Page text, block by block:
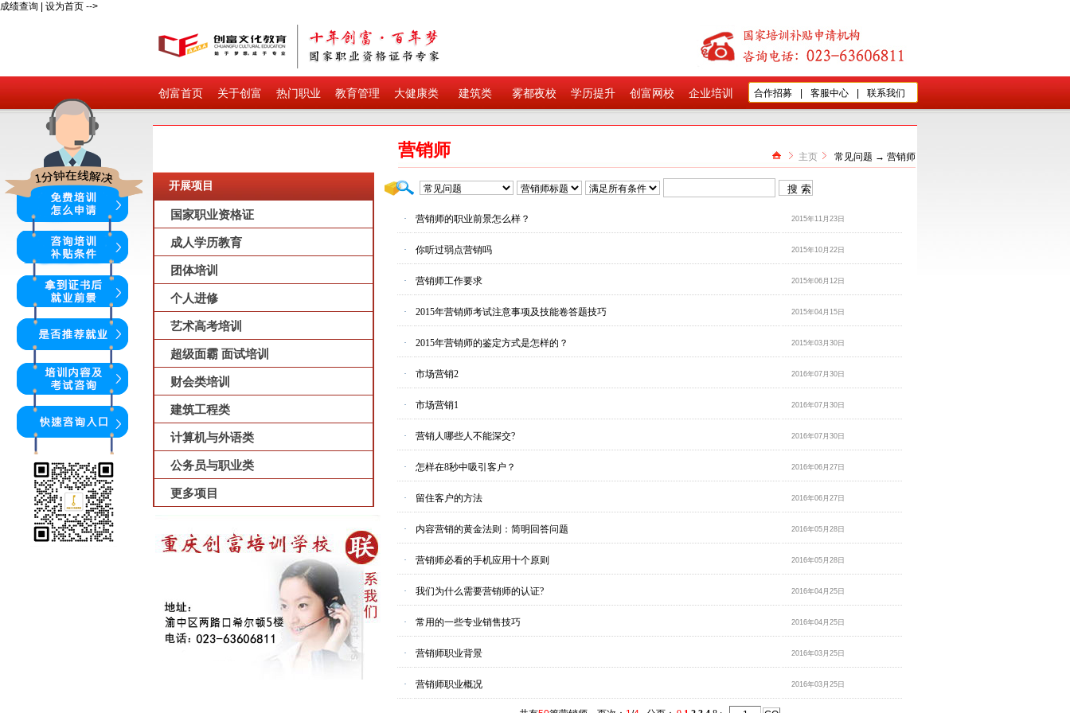
成绩查询 设为首页 -->
创富首页 关于创富 热门职业 教育管理 大健康类 建筑类 雾都夜校 学历提升 创富网校 企业培训 合作招募 客服中心 联系我们
营销师 主页 常见问题 → 营销师
开展项目
国家职业资格证
成人学历教育
团体培训
个人进修
艺术高考培训
超级面霸 面试培训
财会类培训
建筑工程类
计算机与外语类
公务员与职业类
更多项目
· 营销师的职业前景怎么样？ 2015年11月23日
· 你听过弱点营销吗 2015年10月22日
· 营销师工作要求 2015年06月12日
· 2015年营销师考试注意事项及技能卷答题技巧 2015年04月15日
· 2015年营销师的鉴定方式是怎样的？ 2015年03月30日
· 市场营销2 2016年07月30日
· 市场营销1 2016年07月30日
· 营销人哪些人不能深交? 2016年07月30日
· 怎样在8秒中吸引客户？ 2016年06月27日
· 留住客户的方法 2016年06月27日
· 内容营销的黄金法则：简明回答问题 2016年05月28日
· 营销师必看的手机应用十个原则 2016年05月28日
· 我们为什么需要营销师的认证? 2016年04月25日
· 常用的一些专业销售技巧 2016年04月25日
· 营销师职业背景 2016年03月25日
· 营销师职业概况 2016年03月25日